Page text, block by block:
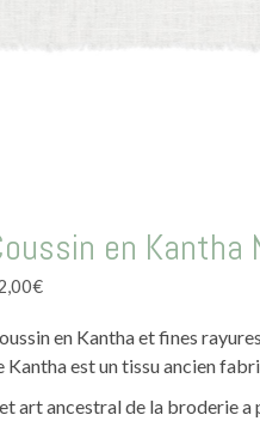
en Kantha
€
en Kantha et fines
Kantha est un tissu ancien
art ancestral de la broderie a